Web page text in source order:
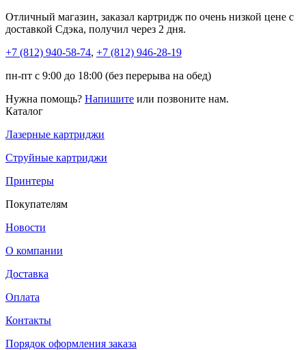
Отличный магазин, заказал картридж по очень низкой цене с
доставкой Сдэка, получил через 2 дня.
+7 (812) 940-58-74, +7 (812) 946-28-19
пн-пт с 9:00 до 18:00 (без перерыва на обед)
Нужна помощь? Напишите или позвоните нам.
Каталог
Лазерные картриджи
Струйные картриджи
Принтеры
Покупателям
Новости
О компании
Доставка
Оплата
Контакты
Порядок оформления заказа